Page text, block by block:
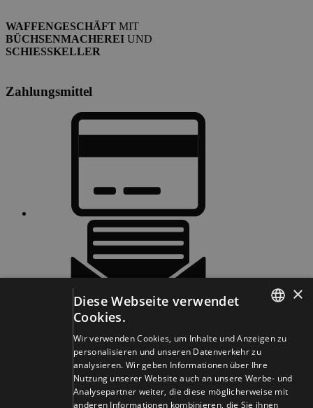
WAFFENGESCHÄFT MIT
BÜCHSENMACHEREI UND
SCHIESSKELLER
Zahlungsmittel
Besuchen Sie uns in den Sozialen Medien und
bleiben Sie auf dem Laufenden!
Datenschutz Impressum
FRENCH
×
Diese Webseite verwendet
Cookies.
Wir verwenden Cookies, um Inhalte und Anzeigen zu
personalisieren und unseren Datenverkehr zu
analysieren. Wir geben Informationen über Ihre
Nutzung unserer Website auch an unsere Werbe- und
Analysepartner weiter, die diese möglicherweise mit
anderen Informationen kombinieren, die Sie ihnen